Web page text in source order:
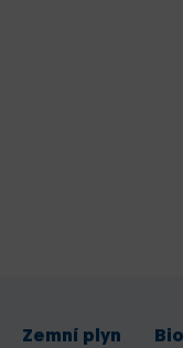
Zemní plyn